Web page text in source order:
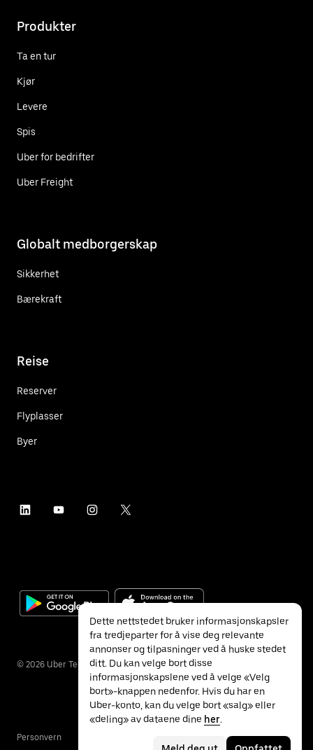
Produkter
Ta en tur
Kjør
Levere
Spis
Uber for bedrifter
Uber Freight
Globalt medborgerskap
Sikkerhet
Bærekraft
Reise
Reserver
Flyplasser
Byer
© 2026 Uber Technologies Inc.
Personvern
Dette nettstedet bruker informasjonskapsler
fra tredjeparter for å vise deg relevante
annonser og tilpasninger ved å huske stedet
ditt. Du kan velge bort disse
informasjonskapslene ved å velge «Velg
bort»-knappen nedenfor. Hvis du har en
Uber-konto, kan du velge bort «salg» eller
«deling» av dataene dine her.